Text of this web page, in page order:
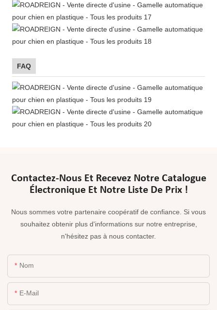
FAQ
Contactez-Nous Et Recevez Notre Catalogue
Électronique Et Notre Liste De Prix !
Nous sommes votre partenaire coopératif de confiance. Si vous
souhaitez obtenir plus d'informations sur notre entreprise,
n'hésitez pas à nous contacter.
Nom
E-Mail